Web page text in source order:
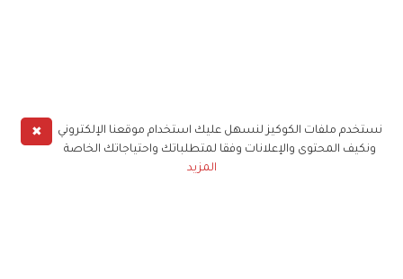
✖
نستخدم ملفات الكوكيز لنسهل عليك استخدام موقعنا الإلكتروني
ونكيف المحتوى والإعلانات وفقا لمتطلباتك واحتياجاتك الخاصة
المزيد